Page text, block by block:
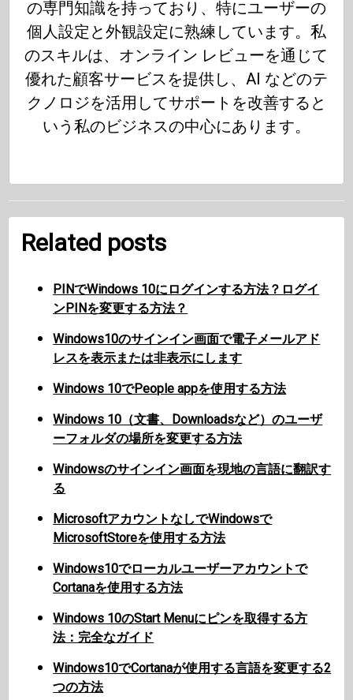
の専門知識を持っており、特にユーザーの
個人設定と外観設定に熟練しています。私
のスキルは、オンライン レビューを通じて
優れた顧客サービスを提供し、AI などのテ
クノロジを活用してサポートを改善すると
いう私のビジネスの中心にあります。
Related posts
PINでWindows 10にログインする方法？ログイ
ンPINを変更する方法？
Windows10のサインイン画面で電子メールアド
レスを表示または非表示にします
Windows 10でPeople appを使用する方法
Windows 10（文書、Downloadsなど）のユーザ
ーフォルダの場所を変更する方法
Windowsのサインイン画面を現地の言語に翻訳す
る
MicrosoftアカウントなしでWindowsで
MicrosoftStoreを使用する方法
Windows10でローカルユーザーアカウントで
Cortanaを使用する方法
Windows 10のStart Menuにピンを取得する方
法：完全なガイド
Windows10でCortanaが使用する言語を変更する2
つの方法